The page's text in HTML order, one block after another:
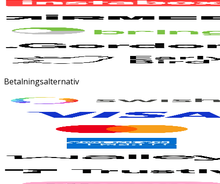
Betalningsalternativ